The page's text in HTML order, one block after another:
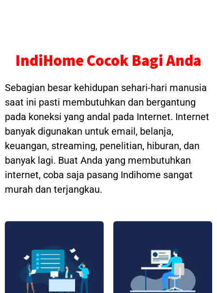
IndiHome Cocok Bagi Anda
Sebagian besar kehidupan sehari-hari manusia
saat ini pasti membutuhkan dan bergantung
pada koneksi yang andal pada Internet. Internet
banyak digunakan untuk email, belanja,
keuangan, streaming, penelitian, hiburan, dan
banyak lagi. Buat Anda yang membutuhkan
internet, coba saja pasang Indihome sangat
murah dan terjangkau.